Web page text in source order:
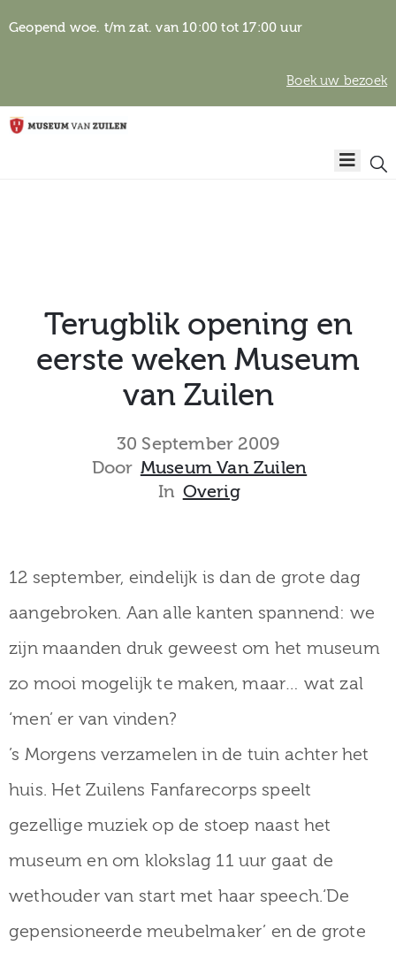
Geopend woe. t/m zat. van 10:00 tot 17:00 uur
Boek uw bezoek
Home
Over het
Verhalen
over
Zuilen
Collectie
Terugblik opening en
eerste weken Museum
van Zuilen
30 September 2009
Door Museum Van Zuilen
In Overig
12 september, eindelijk is dan de grote dag
aangebroken. Aan alle kanten spannend: we
zijn maanden druk geweest om het museum
zo mooi mogelijk te maken, maar… wat zal
‘men’ er van vinden?
’s Morgens verzamelen in de tuin achter het
huis. Het Zuilens Fanfarecorps speelt
gezellige muziek op de stoep naast het
museum en om klokslag 11 uur gaat de
wethouder van start met haar speech.‘De
gepensioneerde meubelmaker’ en de grote
Algemene